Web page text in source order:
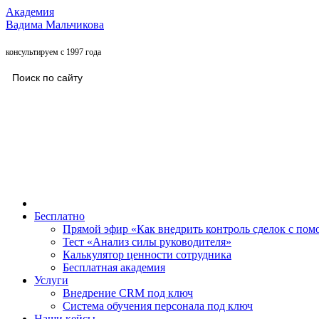
Академия
Вадима Мальчикова
консультируем с 1997 года
Бесплатно
Прямой эфир «Как внедрить контроль сделок с
Тест «Анализ силы руководителя»
Калькулятор ценности сотрудника
Бесплатная академия
Услуги
Внедрение CRM под ключ
Система обучения персонала под ключ